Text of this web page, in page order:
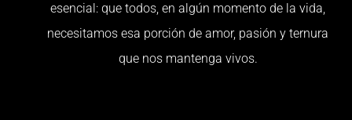
esencial: que todos, en algún momento de la vida,
necesitamos esa porción de amor, pasión y ternura
que nos mantenga vivos.